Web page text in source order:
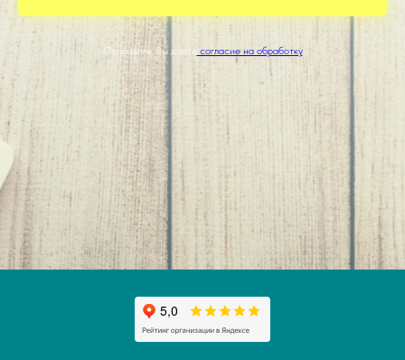
Отправляя, Вы даетесогласие на обработку